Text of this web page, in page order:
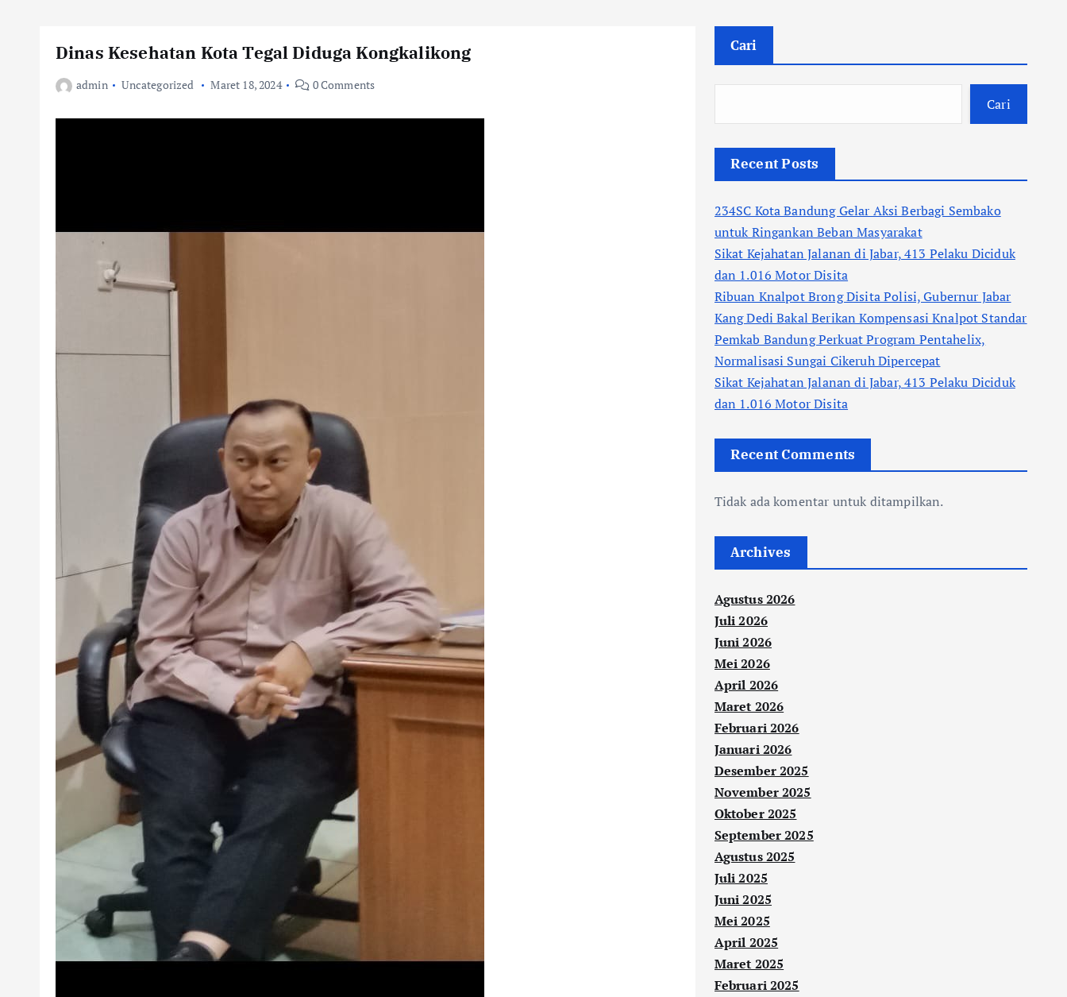
Dinas Kesehatan Kota Tegal Diduga Kongkalikong
admin Uncategorized Maret 18, 2024 0 Comments
Cari
Cari
Recent Posts
234SC Kota Bandung Gelar Aksi Berbagi Sembako
untuk Ringankan Beban Masyarakat
Sikat Kejahatan Jalanan di Jabar, 413 Pelaku Diciduk
dan 1.016 Motor Disita
Ribuan Knalpot Brong Disita Polisi, Gubernur Jabar
Kang Dedi Bakal Berikan Kompensasi Knalpot Standar
Pemkab Bandung Perkuat Program Pentahelix,
Normalisasi Sungai Cikeruh Dipercepat
Sikat Kejahatan Jalanan di Jabar, 413 Pelaku Diciduk
dan 1.016 Motor Disita
Recent Comments
Tidak ada komentar untuk ditampilkan.
Archives
Agustus 2026
Juli 2026
Juni 2026
Mei 2026
April 2026
Maret 2026
Februari 2026
Januari 2026
Desember 2025
November 2025
Oktober 2025
September 2025
Agustus 2025
Juli 2025
Juni 2025
Mei 2025
April 2025
Maret 2025
Februari 2025